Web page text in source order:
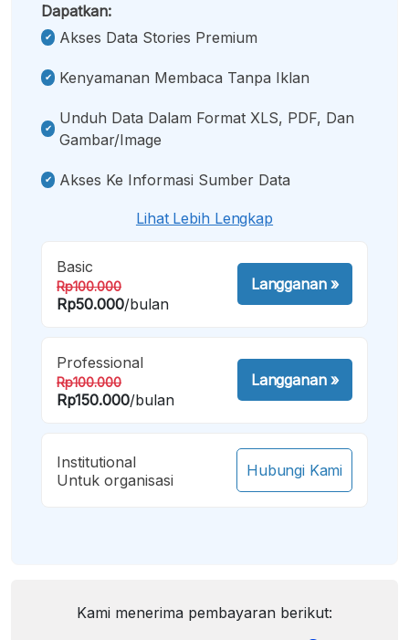
Dapatkan:
Akses Data Stories Premium
Kenyamanan Membaca Tanpa Iklan
Unduh Data Dalam Format XLS, PDF, Dan
Gambar/image
Akses Ke Informasi Sumber Data
Lihat Lebih Lengkap
Basic
Rp100.000
Rp50.000/bulan
Langganan»
Professional
Rp100.000
Rp150.000/bulan
Langganan»
Institutional
Untuk organisasi
Hubungi Kami
Kami menerima pembayaran berikut: